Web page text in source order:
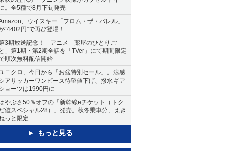
。全5種で8月下旬発売
、ウイスキー「フロム・ザ・バレル」
“4402円”で再び登場！
3期放送記念！ アニメ「薬屋のひとりご
」第1期・第2期全話を「TVer」にて期間限定
順次無料配信開始
ニクロ、今日から「お盆特別セール」。涼感
アサッカーワンピース待望値下げ、撥水ギア
ョーツは1990円に
やぶさ50％オフの「新幹線eチケット（トク
値スペシャル28）」発売。秋冬乗車分、えき
っと限定
もっと見る